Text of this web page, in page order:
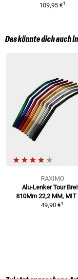
109,95 €1
Das könnte dich auch
RAXIMO
Alu-Lenker Tour
810Mm 22,2 MM, MIT
49,90 €1